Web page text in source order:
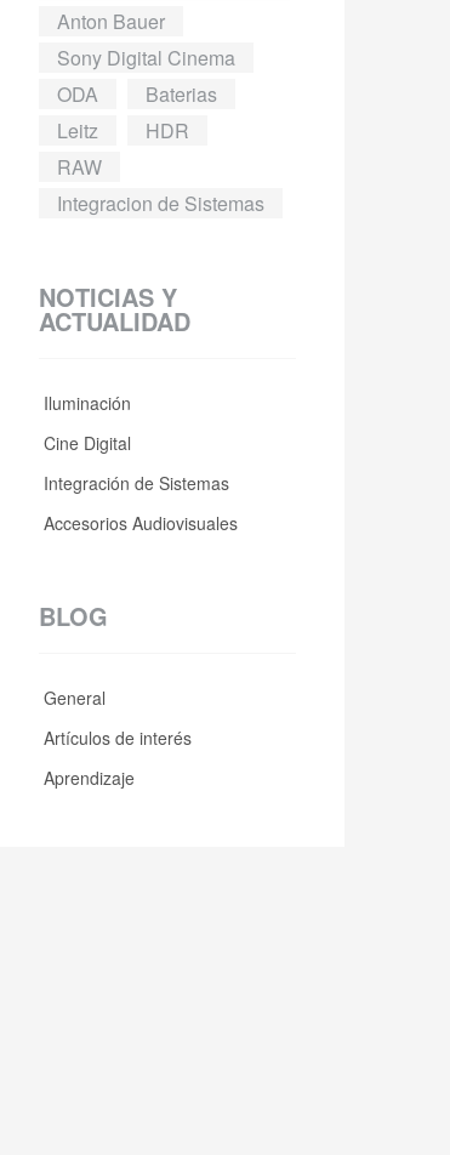
Anton Bauer
Sony Digital Cinema
ODA
Baterias
Leitz
HDR
RAW
Integracion de Sistemas
NOTICIAS Y
ACTUALIDAD
Iluminación
Cine Digital
Integración de Sistemas
Accesorios Audiovisuales
BLOG
General
Artículos de interés
Aprendizaje